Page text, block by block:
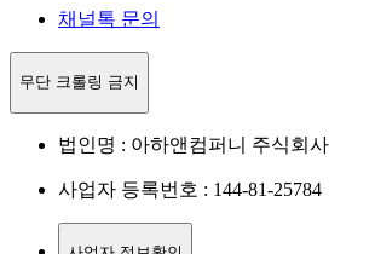
채널톡 문의
무단 크롤링 금지
법인명 : 아하앤컴퍼니 주식회사
사업자 등록번호 : 144-81-25784